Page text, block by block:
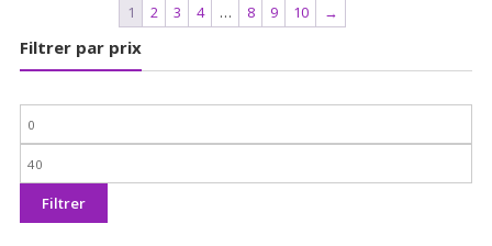
1 2 3 4 … 8 9 10 →
Filtrer par prix
Prix
min
Prix
max
Filtrer